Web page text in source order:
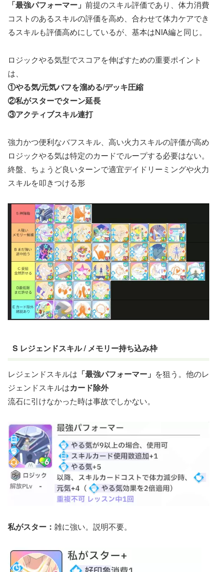
「最強パフォーマー」 前提のスキル評価であり、体力消費
コストのあるスキルの評価を高め、合わせて体力ケアでき
るスキルも評価高めにしているが、基本はNIA編と同じ。
ロジックやる気型でスコアを伸ばすための重要ポイント
は、
①やる気/元気バフを溜める/デッキ圧縮
②私がスターでターン延長
③アクティブスキル連打
強力かつ便利なバフスキル、高い火力スキルの評価が高め
ロジックやる気は特定のカードでループする必要はない。
終盤、ちょうど良いターンで適宜デイドリーミングや火力
スキルを叩きつける形
S レジェンドスキル / メモリー持ち込み枠
レジェンドスキルは 「最強パフォーマー」 を狙う。他のレ
ジェンドスキルはカード除外
流石に引けなかった時は事故でしかない。
私がスター： 雑に強い。説明不要。